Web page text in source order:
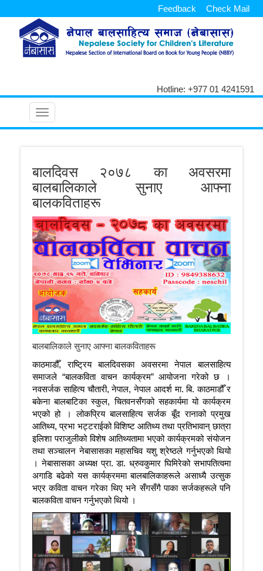
Check Mail
Feedback
Hotline: +977 01 4241591
Toggle
navigation
बालदिवस २०७८ का अवसरमा
बालबालिकाले सुनाए आफ्ना
बालकविताहरू
बालबालिकाले सुनाए आफ्ना बालकविताहरू
काठमाडौँ, राष्ट्रिय बालदिवसका अवसरमा नेपाल बालसाहित्य
समाजले “बालकविता वाचन कार्यक्रम” आयोजना गरेको छ ।
नवसर्जक साहित्य चौतारी, नेपाल, नेपाल आदर्श मा. बि. काठमाडौँ र
बकेना बालबाटिका स्कुल, चितवनसँगको सहकार्यमा यो कार्यक्रम
भएको हो । लोकप्रिय बालसाहित्य सर्जक बूँद रानाको प्रमुख
आतिथ्य, प्रभा भट्टराईको विशिष्ट आतिथ्य तथा प्रतिभावान् छात्रा
इलिशा पराजुलीको विशेष आतिथ्यतामा भएको कार्यक्रमको संयोजन
तथा सञ्चालन नेबासासका महासचिव यशु श्रेष्ठले गर्नुभएको थियो
। नेबासासका अध्यक्ष प्रा. डा. ध्रुवकुमार घिमिरेको सभापतित्वमा
अगाडि बढेको यस कार्यक्रममा बालबालिकाहरूले असाध्यै उत्सुक
भएर कविता वाचन गरेका थिए भने सँगसँगै पाका सर्जकहरूले पनि
बालकविता वाचन गर्नुभएको थियो ।